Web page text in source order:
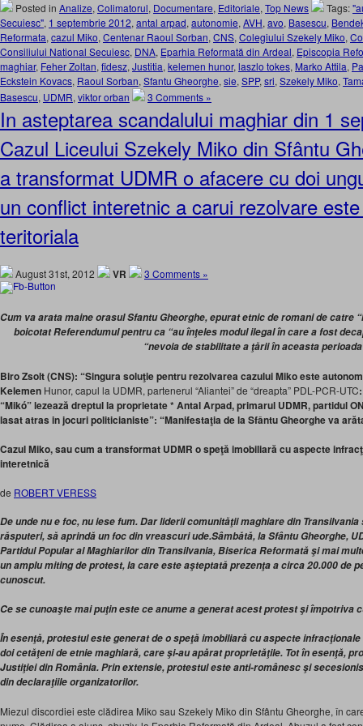
Posted in Analize, Colimatorul, Documentare, Editoriale, Top News Tags:
Secuiesc", 1 septembrie 2012, antal arpad, autonomie, AVH, avo, Basescu,
Reformata, cazul Miko, Centenar Raoul Sorban, CNS, Colegiului Szekely Miko,
Consiliului National Secuiesc, DNA, Eparhia Reformată din Ardeal, Episcopia
maghiar, Feher Zoltan, fidesz, Justitia, kelemen hunor, laszlo tokes, Marko Attila,
Eckstein Kovacs, Raoul Sorban, Sfantu Gheorghe, sie, SPP, sri, Szekely Miko,
Basescu, UDMR, viktor orban 3 Comments »
In asteptarea scandalului maghiar din 1
Cazul Liceului Szekely Miko din Sfântu
a transformat UDMR o afacere cu doi
un conflict interetnic a carui rezolvare
teritoriala
August 31st, 2012 VR 3 Comments »
Cum va arata maine orasul Sfantu Gheorghe, epurat etnic de romani de catre
boicotat Referendumul pentru ca “au înţelesmodul ilegal în care a fost
“nevoia de stabilitate a ţării în aceasta
Biro Zsolt (CNS): “Singura soluţie pentru rezolvarea cazului Miko este
Kelemen Hunor, capul la UDMR, partenerul “Aliantei” de “dreapta” PDL-PCR-UTC
“Mikó” lezează dreptul la proprietate * Antal Arpad, primarul UDMR, partidul
lasat atras in jocuri politicianiste”: “Manifestaţia de la Sfântu Gheorghe va
Cazul Miko, sau cum a transformat UDMR o speţă imobiliară cu aspecte
interetnică
de ROBERT VERESS
De unde nu e foc, nu iese fum. Dar liderii comunităţii maghiare din
răsputeri, să aprindă un foc din vreascuri ude.Sâmbătă, la Sfântu Gheorghe,
Partidul Popular al Maghiarilor din Transilvania, Biserica Reformată şi mai
un amplu miting de protest, la care este aşteptată prezenţa a circa 20.000 de
cunoscut.
Ce se cunoaşte mai puţin este ce anume a generat acest protest şi împotriva
În esenţă, protestul este generat de o speţă imobiliară cu aspecte
doi cetăţeni de etnie maghiară, care şi-au apărat proprietăţile. Tot în esenţă,
Justiţiei din România. Prin extensie, protestul este anti-românesc şi
din declaraţiile organizatorilor.
Miezul discordiei este clădirea Miko sau Szekely Miko din Sfântu Gheorghe, în